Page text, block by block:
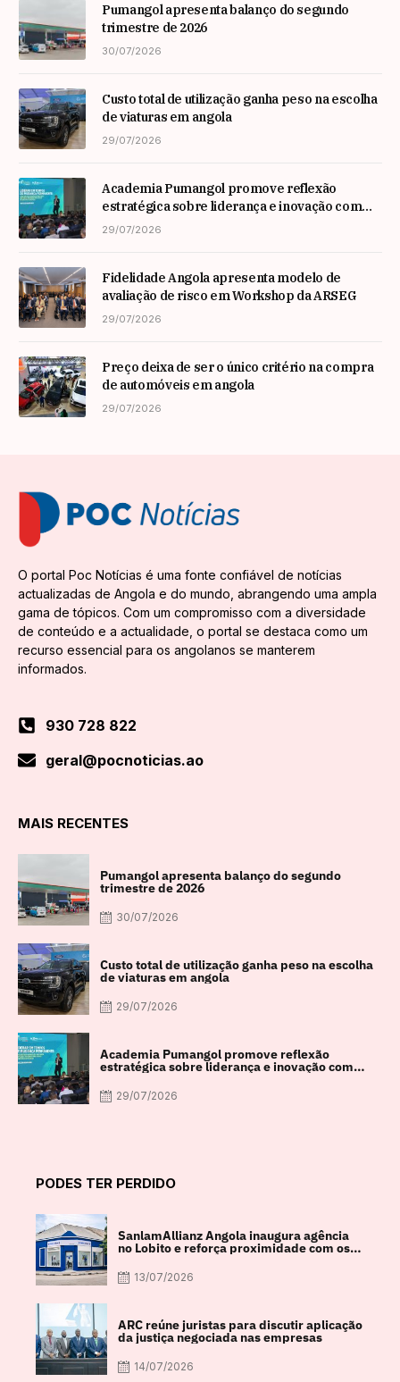
Pumangol apresenta balanço do segundo
trimestre de 2026
30/07/2026
Custo total de utilização ganha peso na escolha
de viaturas em angola
29/07/2026
Academia Pumangol promove reflexão
estratégica sobre liderança e inovação com
especialista internacional Nadim Habib
29/07/2026
Fidelidade Angola apresenta modelo de
avaliação de risco em Workshop da ARSEG
29/07/2026
Preço deixa de ser o único critério na compra
de automóveis em angola
29/07/2026
O portal Poc Notícias é uma fonte confiável de notícias
actualizadas de Angola e do mundo, abrangendo uma ampla
gama de tópicos. Com um compromisso com a diversidade
de conteúdo e a actualidade, o portal se destaca como um
recurso essencial para os angolanos se manterem
informados.
930 728 822
geral@pocnoticias.ao
MAIS RECENTES
Pumangol apresenta balanço do segundo
trimestre de 2026
30/07/2026
Custo total de utilização ganha peso na escolha
de viaturas em angola
29/07/2026
Academia Pumangol promove reflexão
estratégica sobre liderança e inovação com
especialista internacional Nadim Habib
29/07/2026
PODES TER PERDIDO
SanlamAllianz Angola inaugura agência
no Lobito e reforça proximidade com os
13/07/2026
ARC reúne juristas para discutir aplicação
da justiça negociada nas empresas
14/07/2026